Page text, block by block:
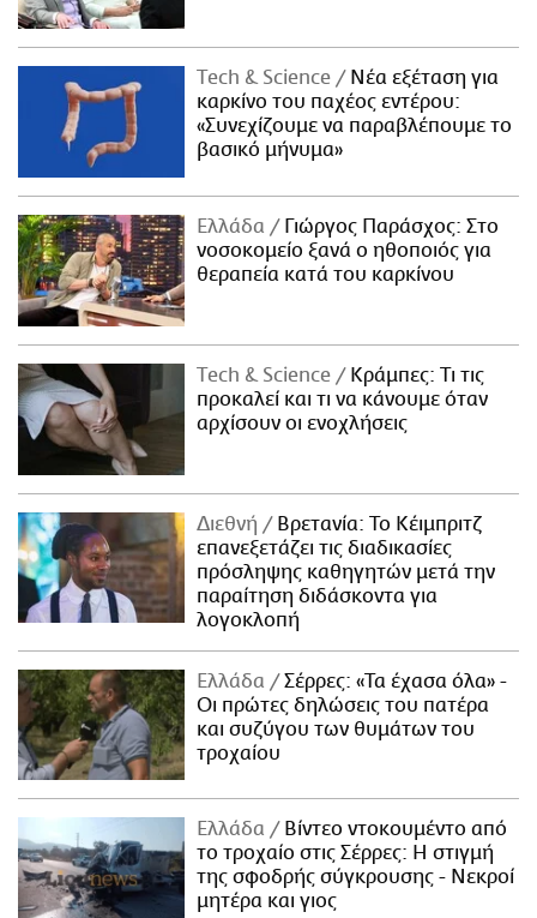
Τech & Science
Νέα εξέταση για
καρκίνο του παχέος εντέρου:
«Συνεχίζουμε να παραβλέπουμε το
βασικό μήνυμα»
Ελλάδα
Γιώργος Παράσχος: Στο
νοσοκομείο ξανά ο ηθοποιός για
θεραπεία κατά του καρκίνου
Τech & Science
Κράμπες: Τι τις
προκαλεί και τι να κάνουμε όταν
αρχίσουν οι ενοχλήσεις
Διεθνή
Βρετανία: Το Κέιμπριτζ
επανεξετάζει τις διαδικασίες
πρόσληψης καθηγητών μετά την
παραίτηση διδάσκοντα για
λογοκλοπή
Ελλάδα
Σέρρες: «Τα έχασα όλα» -
Οι πρώτες δηλώσεις του πατέρα
και συζύγου των θυμάτων του
τροχαίου
Ελλάδα
Βίντεο ντοκουμέντο από
το τροχαίο στις Σέρρες: Η στιγμή
της σφοδρής σύγκρουσης - Νεκροί
μητέρα και γιος